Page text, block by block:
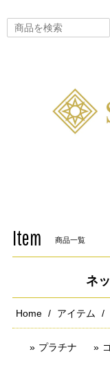
Item 商品一覧
ネ
Home アイテム
プラチナ